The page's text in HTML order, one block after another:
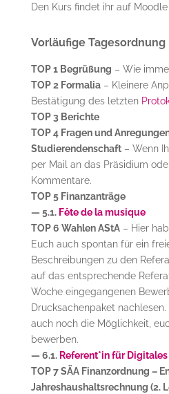
Den Kurs findet ihr auf
Vorläufige Tagesordnung
TOP 1 Begrüßung – Wie
TOP 2 Formalia– Kleinere
Bestätigung des letzten
TOP 3 Berichte
TOP 4 Fragen und
Studierendenschaft– Wenn
per Mail an das Präsidium
Kommentare.
TOP 5 Finanzanträge
— 5.1. Fête de la musique
TOP 6 Wahlen AStA– Hier
Euch auch spontan für ein
Beschreibungen zu den
auf das entsprechende
Woche eingegangenen
Drucksachenpaket
auch noch die Möglichkeit,
bewerben.
— 6.1. Referent*in für
TOP 7 SÄA Finanzordnung –
Jahreshaushaltsrechnung (2.